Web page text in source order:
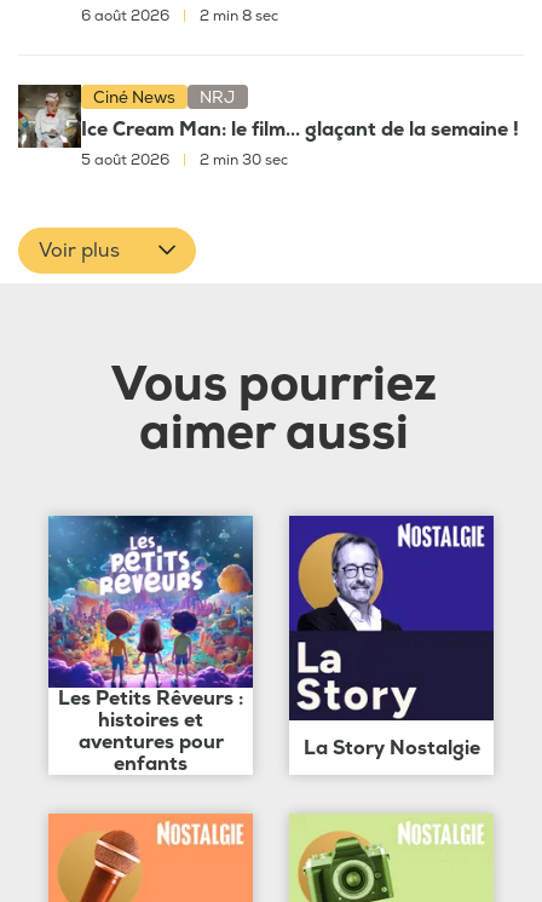
6 août 2026 2 min 8 sec
Ciné News NRJ
Ice Cream Man: le film... glaçant de la semaine !
5 août 2026 2 min 30 sec
Voir plus
Vous pourriez
aimer aussi
Les Petits Rêveurs :
histoires et
aventures pour
enfants
La Story Nostalgie